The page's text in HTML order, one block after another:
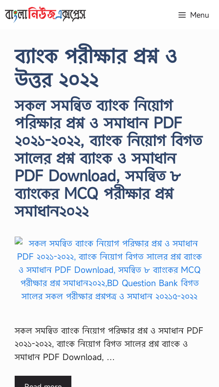
to
Menu
ব্যাংক পরীক্ষার প্রশ্ন ও
উত্তর ২০২২
সকল সমন্বিত ব্যাংক নিয়োগ
পরিক্ষার প্রশ্ন ও সমাধান PDF
২০২১-২০২২, ব্যাংক নিয়োগ বিগত
সালের প্রশ্ন ব্যাংক ও সমাধান
PDF Download, সমন্বিত ৮
ব্যাংকের MCQ পরীক্ষার প্রশ্ন
সমাধান২০২২
সকল সমন্বিত ব্যাংক নিয়োগ পরিক্ষার প্রশ্ন ও সমাধান PDF
২০২১-২০২২, ব্যাংক নিয়োগ বিগত সালের প্রশ্ন ব্যাংক ও
সমাধান PDF Download, …